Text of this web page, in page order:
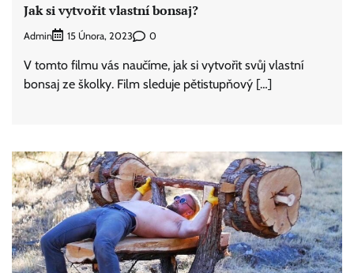
Jak si vytvořit vlastní bonsaj?
Admin 15 Února, 2023 0
V tomto filmu vás naučíme, jak si vytvořit svůj vlastní
bonsaj ze školky. Film sleduje pětistupňový […]